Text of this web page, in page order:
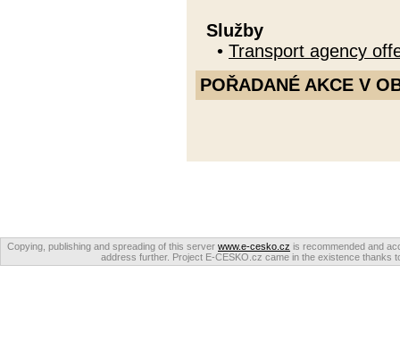
Služby
• Transport agency
POŘADANÉ AKCE V
Copying, publishing and spreading of this server www.e-cesko.cz is recommended and
address further. Project E-CESKO.cz came in the existence thanks